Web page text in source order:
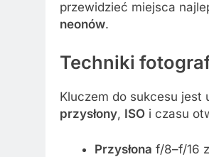
przewidzieć miejsca
neonów.
Techniki
Kluczem do sukcesu jest
przysłony, ISO i czasu
Przysłona f/8–f/16